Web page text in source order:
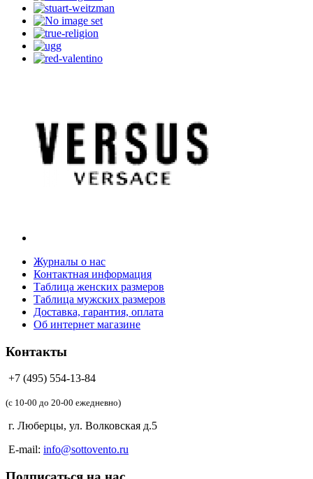
Журналы о нас
Контактная информация
Таблица женских размеров
Таблица мужских размеров
Доставка, гарантия, оплата
Об интернет магазине
Контакты
+7 (495) 554-13-84
(c 10-00 до 20-00 ежедневно)
г. Люберцы, ул. Волковская д.5
E-mail: info@sottovento.ru